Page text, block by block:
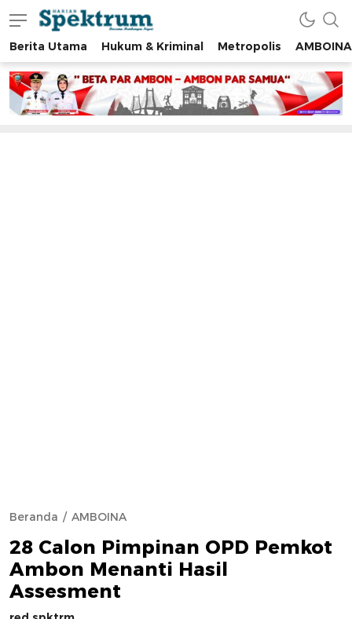
spektrumonline.com
Berita Utama Hukum & Kriminal Metropolis AMBOINA
Beranda AMBOINA
28 Calon Pimpinan OPD Pemkot
Ambon Menanti Hasil
Assesment